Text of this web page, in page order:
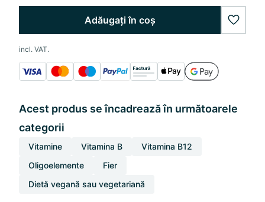
Adăugați în coș
incl. VAT.
Acest produs se încadrează în următoarele
categorii
Vitamine Vitamina B
Vitamina B12
Oligoelemente
Fier
Dietă vegană sau vegetariană